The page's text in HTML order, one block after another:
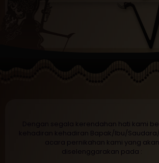
Dengan segala kerendahan hati kami
kehadiran kehadiran Bapak/Ibu/
acara pernikahan kami yang akan
diselenggarakan pada :